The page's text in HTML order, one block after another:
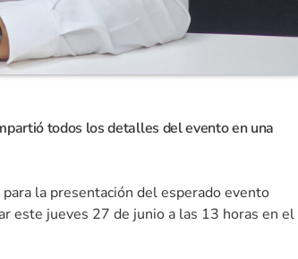
todos los detalles del evento en una
la presentación del esperado evento
este jueves 27 de junio a las 13 horas en el